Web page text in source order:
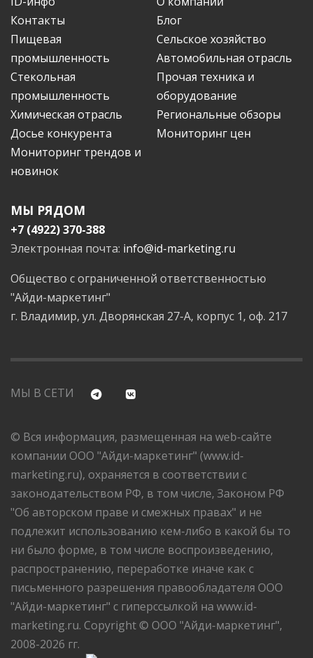
Контакты
Блог
Пищевая
промышленность
Сельское хозяйство
Автомобильная отрасль
Стекольная
промышленность
Прочая техника и
оборудование
Химическая отрасль
Региональные обзоры
Досье конкурента
Мониторинг цен
Мониторинг трендов и
новинок
МЫ РЯДОМ
+7 (4922) 370-388
Электронная почта: info@id-marketing.ru
Общество с ограниченной ответственностью
"Айди-маркетинг"
г. Владимир, ул. Дворянская 27-А, корпус 1, оф. 217
МЫ В СЕТИ
© Вся информация, размещенная на web-сайте
компании ООО "Айди-маркетинг" (www.id-
marketing.ru), охраняется в соответствии с
законодательством РФ, в том числе, Законом РФ
"Об авторском праве и смежных правах" и не
подлежит использованию кем-либо в какой бы то
ни было форме, в том числе воспроизведению,
распространению, переработке иначе как с
письменного разрешения правообладателя ООО
"Айди-маркетинг" с гиперссылкой на www.id-
marketing.ru. Copyright © ООО "Айди-маркетинг",
2008-2026 гг.